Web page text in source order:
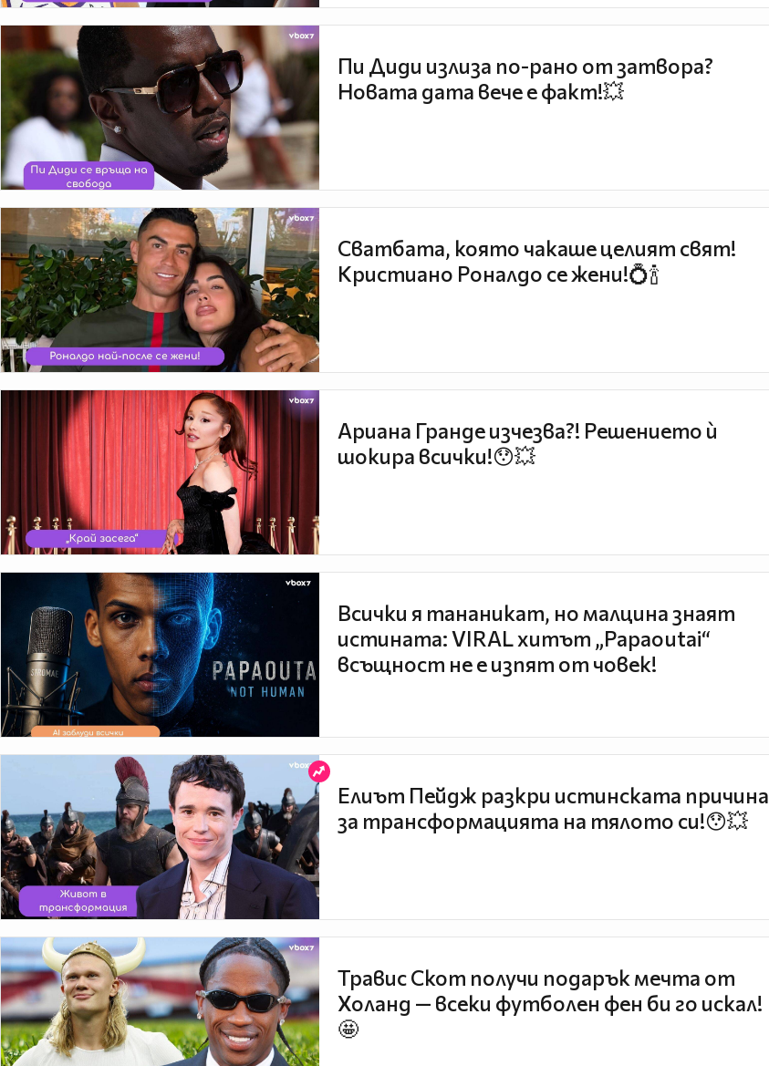
Пи Диди излиза по-рано от затвора?
Новата дата вече е факт!💥
Сватбата, която чакаше целият свят!
Кристиано Роналдо се жени!💍🍾
Ариана Гранде изчезва?! Решението ѝ
шокира всички!😯💥
Всички я тананикат, но малцина знаят
истината: VIRAL хитът „Papaoutai“
всъщност не е изпят от човек!
Елиът Пейдж разкри истинската причина
за трансформацията на тялото си!😯💥
Травис Скот получи подарък мечта от
Холанд — всеки футболен фен би го искал!
🤩